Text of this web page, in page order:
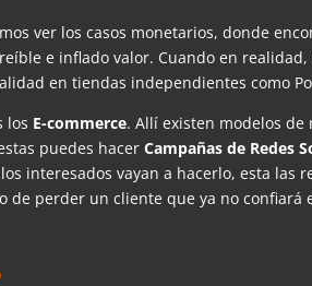
ver los casos monetarios, donde
e inflado valor. Cuando en
en tiendas independientes como
los E-commerce. Allí existen modelos de
puedes hacerCampañas de Redes
interesados vayan a hacerlo, esta las
de perder un cliente que ya no confiará